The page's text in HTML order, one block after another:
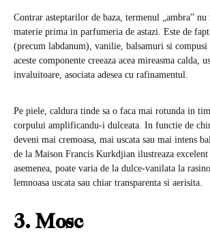
Contrar asteptarilor de baza, termenul „ambra”
materie prima in parfumeria de astazi. Este de
(precum labdanum), vanilie, balsamuri si
aceste componente creeaza acea mireasma calda,
invaluitoare, asociata adesea cu rafinamentul.
Pe piele, caldura tinde sa o faca mai rotunda in
corpului amplificandu-i dulceata. In functie de
deveni mai cremoasa, mai uscata sau mai intens
de la Maison Francis Kurkdjian ilustreaza excelent
asemenea, poate varia de la dulce-vanilata la
lemnoasa uscata sau chiar transparenta si aerisita.
3. Mosc